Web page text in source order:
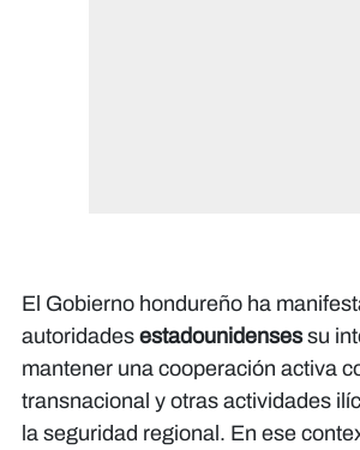
El Gobierno hondureño ha
autoridades estadounidensessu
mantener una cooperación activa
transnacional y otras actividades
la seguridad regional. En ese